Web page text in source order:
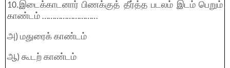
10.இடைக்காடனார் பிணக்குத் தீர்த்த படலம் இடம் பெறும்
காண்டம் ………………………
அ) மதுரைக் காண்டம்
ஆ) கூடற் காண்டம்